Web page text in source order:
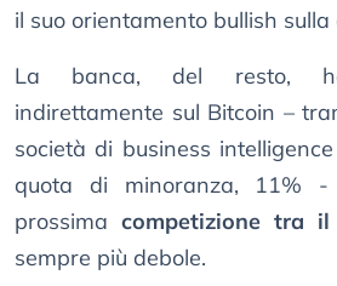
il suo orientamento bullish
La banca, del resto,
indirettamente sul Bitcoin –
società di business
quota di minoranza, 11%
prossimacompetizione tra
sempre più debole.